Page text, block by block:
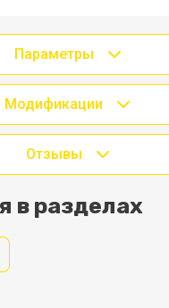
Параметры
Модификации
Отзывы
в разделах